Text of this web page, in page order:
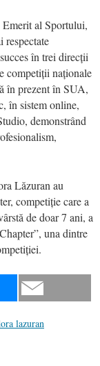
Emerit al Sportului,
respectate
în trei direcții
competiții naționale
în prezent în SUA,
în sistem online,
demonstrând
Lăzuran au
competiție care a
de doar 7 ani, a
una dintre
lazuran